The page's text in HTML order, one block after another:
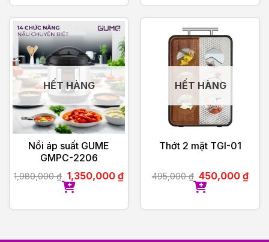
HẾT HÀNG
Nồi áp suất GUME
GMPC-2206
1,980,000₫ 1,350,000 ₫
HẾT HÀNG
Thớt 2 mặt TGI-01
495,000₫ 450,000₫